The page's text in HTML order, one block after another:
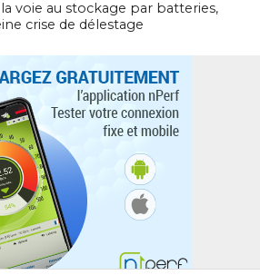
voie au stockage par batteries,
crise de délestage